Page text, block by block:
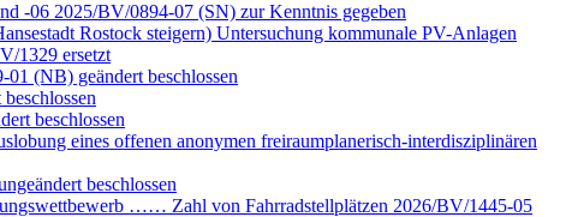
-06 2025/BV/0894-07 (SN) zur Kenntnis gegeben
Rostock steigern) Untersuchung kommunale PV-Anlagen
1329 ersetzt
(NB) geändert beschlossen
beschlossen
eines offenen anonymen freiraumplanerisch-interdisziplinären
beschlossen
…… Zahl von Fahrradstellplätzen 2026/BV/1445-05